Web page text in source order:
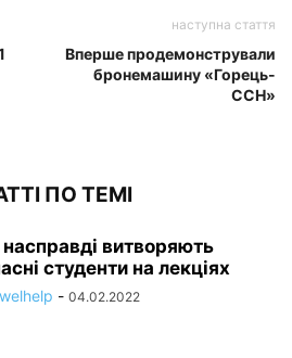
наступна стаття
Вперше продемонстрували
бронемашину «Горець-
ССН»
ПО ТЕМІ
витворяють
студенти на лекціях
- 04.02.2022